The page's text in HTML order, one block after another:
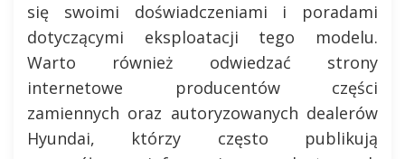
się swoimi doświadczeniami i poradami
dotyczącymi eksploatacji tego modelu.
Warto również odwiedzać strony
internetowe producentów części
zamiennych oraz autoryzowanych dealerów
Hyundai, którzy często publikują